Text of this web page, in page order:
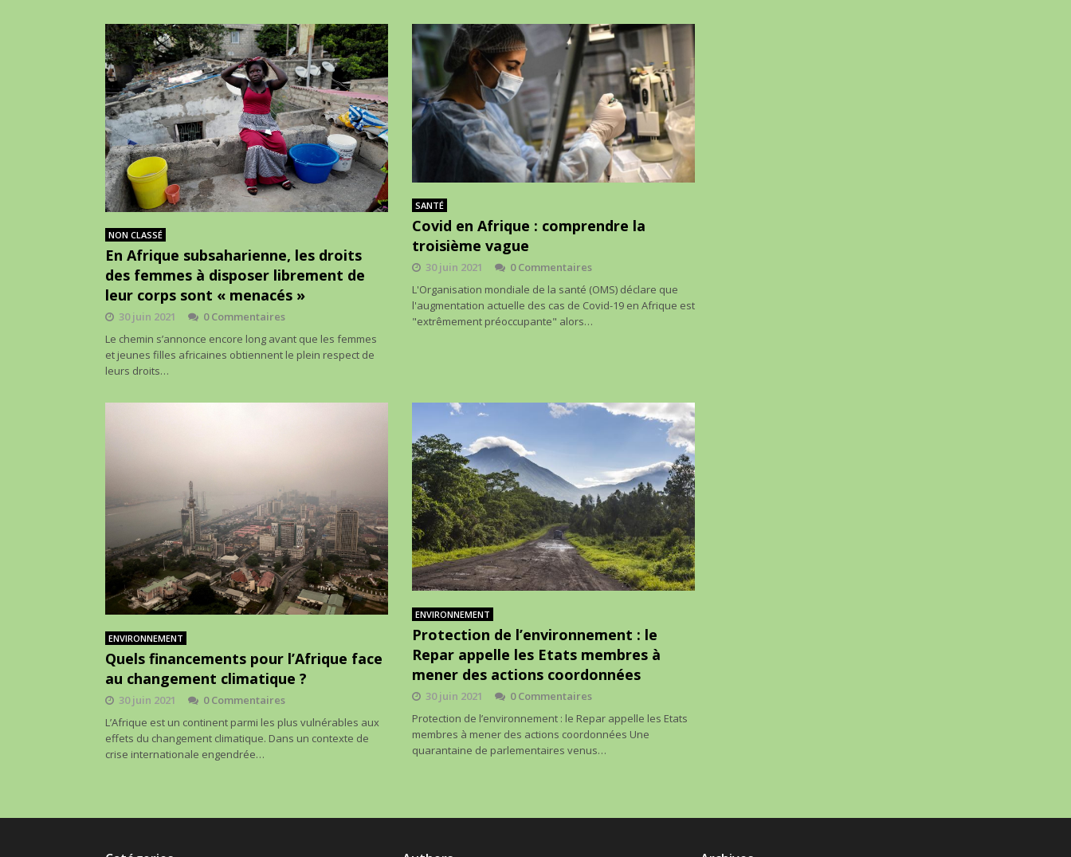
NON CLASSÉ
En Afrique subsaharienne, les droits
des femmes à disposer librement de
leur corps sont « menacés »
30 juin 2021
0 Commentaires
Le chemin s’annonce encore long avant que les femmes
et jeunes filles africaines obtiennent le plein respect de
leurs droits…
SANTÉ
Covid en Afrique : comprendre la
troisième vague
30 juin 2021
0 Commentaires
L'Organisation mondiale de la santé (OMS) déclare que
l'augmentation actuelle des cas de Covid-19 en Afrique est
"extrêmement préoccupante" alors…
ENVIRONNEMENT
Quels financements pour l’Afrique face
au changement climatique ?
30 juin 2021
0 Commentaires
L’Afrique est un continent parmi les plus vulnérables aux
effets du changement climatique. Dans un contexte de
crise internationale engendrée…
ENVIRONNEMENT
Protection de l’environnement : le
Repar appelle les Etats membres à
mener des actions coordonnées
30 juin 2021
0 Commentaires
Protection de l’environnement : le Repar appelle les Etats
membres à mener des actions coordonnées Une
quarantaine de parlementaires venus…